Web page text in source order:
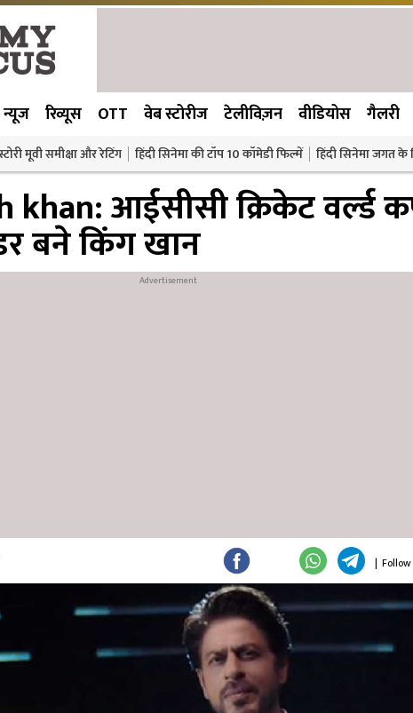
न्यूज रिव्यूस OTT वेब स्टोरीज टेलीविज़न वीडियोस गैलरी
मूवी समीक्षा और रेटिंग हिंदी सिनेमा की टॉप 10 कॉमेडी फिल्में हिंदी सिनेमा जगत के
khan: आईसीसी क्रिकेट वर्ल्ड
बने किंग खान
|